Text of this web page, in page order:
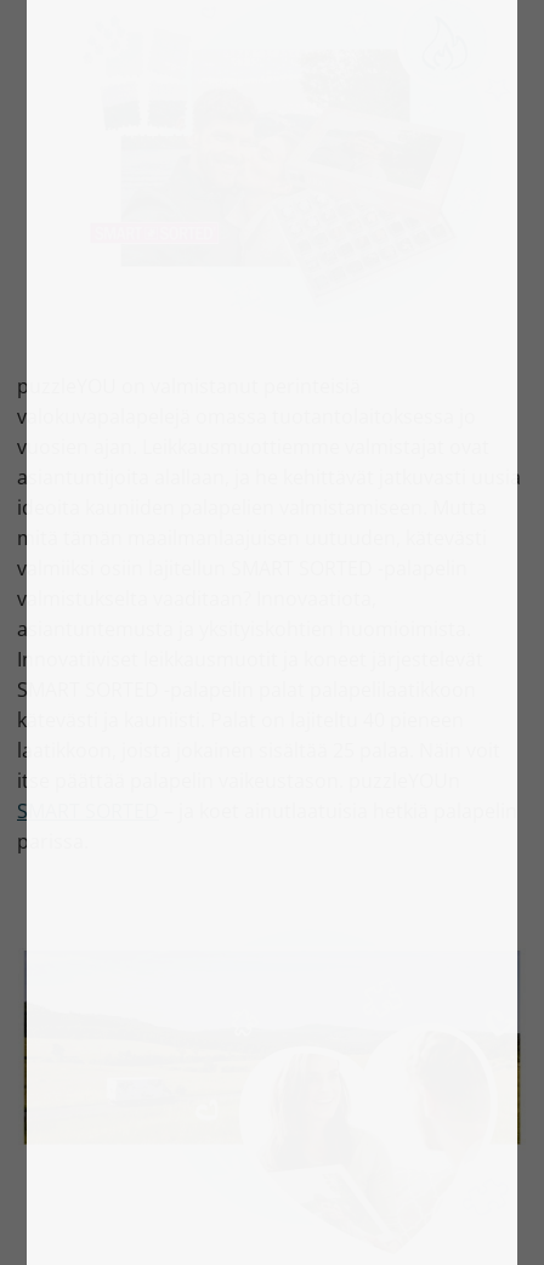
puzzleYOU on valmistanut perinteisiä
valokuvapalapelejä omassa tuotantolaitoksessa jo
vuosien ajan. Leikkausmuottiemme valmistajat ovat
asiantuntijoita alallaan, ja he kehittävät jatkuvasti uusia
ideoita kauniiden palapelien valmistamiseen. Mutta
mitä tämän maailmanlaajuisen uutuuden, kätevästi
valmiiksi osiin lajitellun SMART SORTED -palapelin
valmistukselta vaaditaan? Innovaatiota,
asiantuntemusta ja yksityiskohtien huomioimista.
Innovatiiviset leikkausmuotit ja koneet järjestelevät
SMART SORTED -palapelin palat palapelilaatikkoon
kätevästi ja kauniisti. Palat on lajiteltu 40 pieneen
laatikkoon, joista jokainen sisältää 25 palaa. Näin voit
itse päättää palapelin vaikeustason. puzzleYOUn
SMART SORTED
parissa.